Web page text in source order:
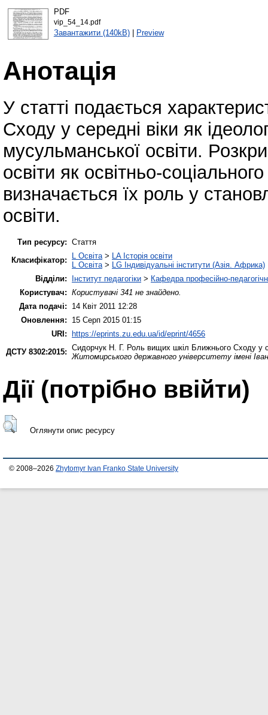
PDF
vip_54_14.pdf
Завантажити (140kB)| Preview
Анотація
У статті подається
Сходу у середні віки як
мусульманської освіти.
освіти як освітньо-
визначається їх роль у
освіти.
Тип ресурсу: Стаття
Класифікатор:
L Освіта > LA Історія освіти
L Освіта > LG Індивідуальні інститути (Азія. Африка)
Відділи:
Інститут педагогіки > Кафедра професійно-
Користувач: Користувачі 341 не знайдено.
Дата подачі:
14 Квіт 2011 12:28
Оновлення:
15 Серп 2015 01:15
URI: https://eprints.zu.edu.ua/id/eprint/4656
ДСТУ 8302:2015: Сидорчук Н. Г. Роль вищих шкіл Ближнього Сходу у
Житомирського державного університету імені
Дії ​​(потрібно ввійти)
Оглянути опис ресурсу
© 2008–2026 Zhytomyr Ivan Franko State University